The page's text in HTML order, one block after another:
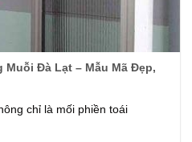
Đà Lạt – Mẫu Mã Đẹp,
chỉ là mối phiền toái